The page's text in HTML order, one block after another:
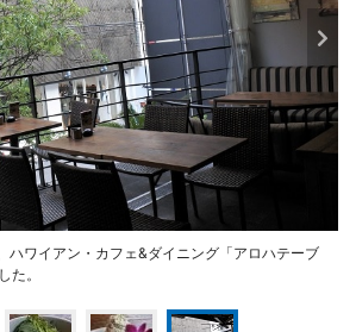
ハワイアン・カフェ&ダイニング「アロハテーブ
た。